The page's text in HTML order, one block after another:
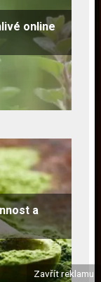
online
a
Zavřít reklamu